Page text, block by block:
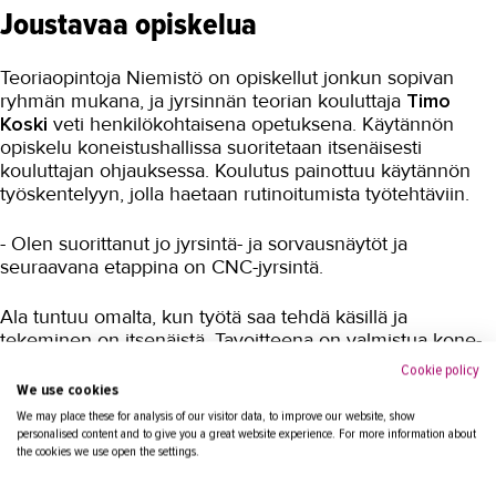
Liiketalous ja kaupan ala
Maarakennus
Matkailu- ja ravitsemisala
Media-ala ja viestintätekniikka
Palvelumuotoilu ja tuotekehitys
Puhtaus, kotityö ja välinehuolto
Sisustaminen ja pintakäsittely
Sähköala
Talotekniikka ja kylmäala
Joustavaa opiskelua
Teoriaopintoja Niemistö on opiskellut jonkun sopivan
ryhmän mukana, ja jyrsinnän teorian kouluttaja Timo
Koski veti henkilökohtaisena opetuksena. Käytännön
opiskelu koneistushallissa suoritetaan itsenäisesti
kouluttajan ohjauksessa. Koulutus painottuu käytännön
työskentelyyn, jolla haetaan rutinoitumista työtehtäviin.
- Olen suorittanut jo jyrsintä- ja sorvausnäytöt ja
seuraavana etappina on CNC-jyrsintä.
Ala tuntuu omalta, kun työtä saa tehdä käsillä ja
tekeminen on itsenäistä. Tavoitteena on valmistua kone-
ja metallialan perustutkintoon, CNC-koneistajaksi vuoden
loppuun mennessä.
- Opiskelun suhteen ei ole mitään huonoa sanottavaa.
Sen ajan, kun miettisin, mitä tekisin, teen itselleni
Cookie policy
We use cookies
We may place these for analysis of our visitor data, to improve our website, show
personalised content and to give you a great website experience. For more information about
the cookies we use open the settings.